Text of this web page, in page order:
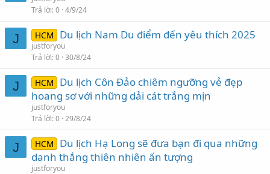
Trả lời 0 4/9/24
J HCM Du lịch Nam Du điểm đến yêu thích 2025
justforyou
Trả lời 0 30/8/24
J HCM
Du lịch Côn Đảo chiêm ngưỡng vẻ đẹp
hoang sơ với những dải cát trắng mịn
justforyou
Trả lời 0 29/8/24
J HCM
Du lịch Hạ Long sẽ đưa bạn đi qua những
danh thắng thiên nhiên ấn tượng
justforyou